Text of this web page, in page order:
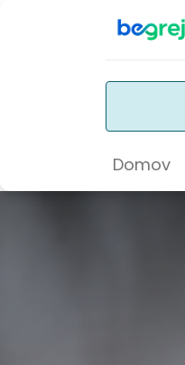
Domov